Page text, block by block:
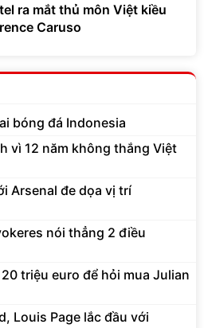
ra mắt thủ môn Việt kiều
Caruso
bóng đá Indonesia
vì 12 năm không thắng Việt
Arsenal đe dọa vị trí
nói thẳng 2 điều
triệu euro để hỏi mua Julian
Louis Page lắc đầu với